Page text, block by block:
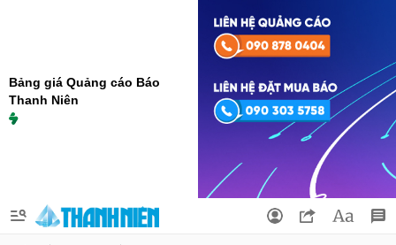
Bảng giá Quảng cáo Báo
Thanh Niên